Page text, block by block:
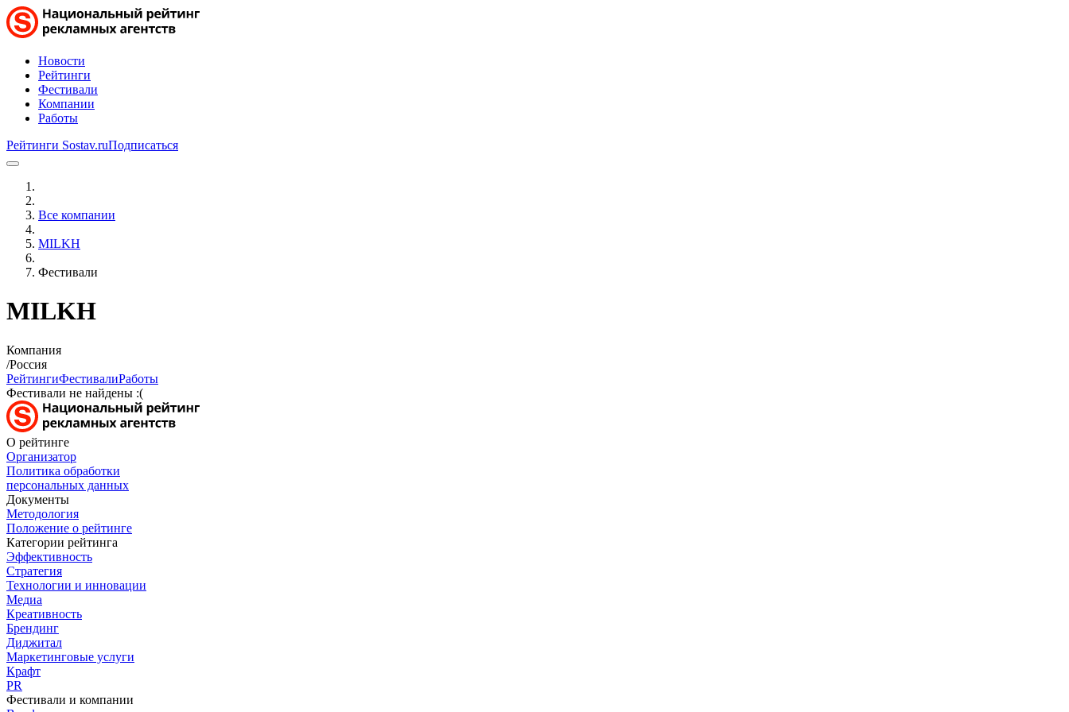
Новости
Рейтинги
Фестивали
Компании
Работы
Рейтинги Sostav.ruПодписаться
Все компании
MILKH
Фестивали
MILKH
Компания
/Россия
РейтингиФестивалиРаботы
Фестивали не найдены :(
О рейтинге
Организатор
Политика обработки
персональных данных
Документы
Методология
Положение о рейтинге
Категории рейтинга
Эффективность
Стратегия
Технологии и инновации
Медиа
Креативность
Брендинг
Диджитал
Маркетинговые услуги
Крафт
PR
Фестивали и компании